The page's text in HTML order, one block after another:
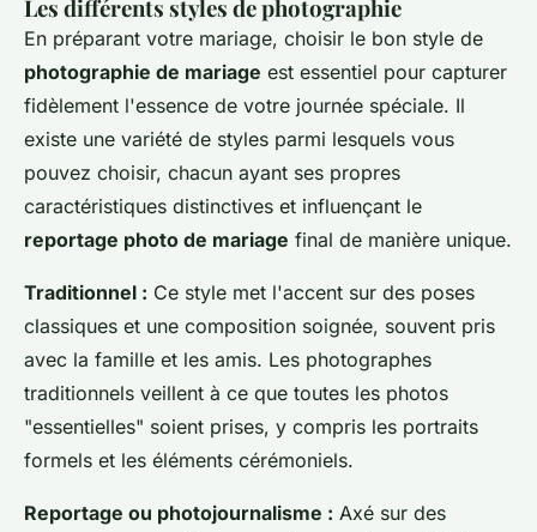
Les différents styles de photographie
En préparant votre mariage, choisir le bon style de
photographie de mariage est essentiel pour capturer
fidèlement l'essence de votre journée spéciale. Il
existe une variété de styles parmi lesquels vous
pouvez choisir, chacun ayant ses propres
caractéristiques distinctives et influençant le
reportage photo de mariage final de manière unique.
Traditionnel : Ce style met l'accent sur des poses
classiques et une composition soignée, souvent pris
avec la famille et les amis. Les photographes
traditionnels veillent à ce que toutes les photos
"essentielles" soient prises, y compris les portraits
formels et les éléments cérémoniels.
Reportage ou photojournalisme : Axé sur des